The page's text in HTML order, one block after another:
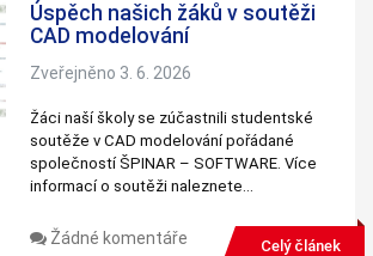
Úspěch našich žáků v soutěži
CAD modelování
Zveřejněno 3. 6. 2026
Žáci naší školy se zúčastnili studentské
soutěže v CAD modelování pořádané
společností ŠPINAR – SOFTWARE. Více
informací o soutěži naleznete…
Žádné komentáře Celý článek